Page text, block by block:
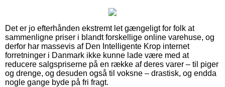
Det er jo efterhånden ekstremt let gængeligt for folk at
sammenligne priser i blandt forskellige online varehuse, og
derfor har massevis af Den Intelligente Krop internet
forretninger i Danmark ikke kunne lade være med at
reducere salgspriserne på en række af deres varer – til piger
og drenge, og desuden også til voksne – drastisk, og endda
nogle gange byde på fri fragt.